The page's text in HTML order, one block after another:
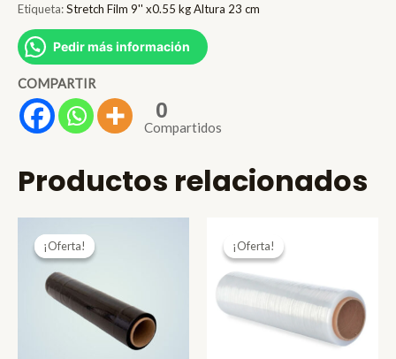
x0.55
kg
Altura
23
cm
cantidad
Etiqueta:Stretch Film 9'' x0.55 kg Altura 23 cm
Pedir más información
COMPARTIR
0
Compartidos
Productos relacionados
¡Oferta!
¡Oferta! ¡Oferta!
¡Oferta!